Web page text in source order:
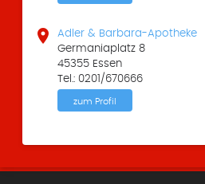

Adler & Barbara-Apotheke
Germaniaplatz 8
45355 Essen
Tel.: 0201/670666
zum Profil